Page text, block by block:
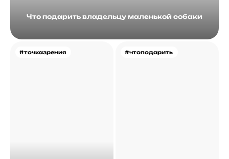
Что подарить владельцу маленькой собаки
#точказрения #чтоподарить